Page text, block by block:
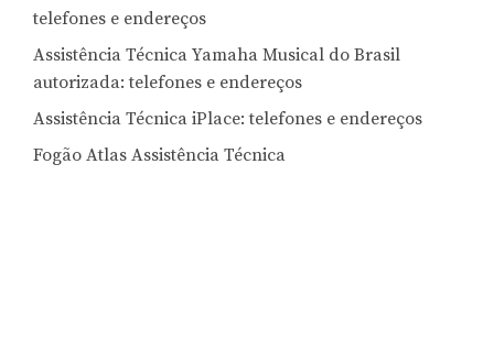
telefones e endereços
Assistência Técnica Yamaha Musical do Brasil
autorizada: telefones e endereços
Assistência Técnica iPlace: telefones e endereços
Fogão Atlas Assistência Técnica